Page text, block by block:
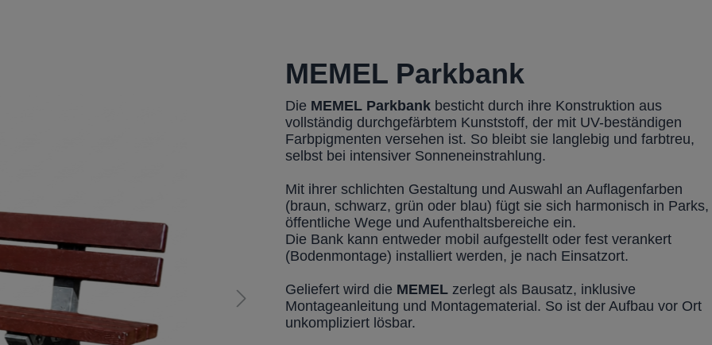
MEMEL Parkbank
Die MEMEL Parkbank besticht durch ihre Konstruktion aus
vollständig durchgefärbtem Kunststoff, der mit UV-beständigen
Farbpigmenten versehen ist. So bleibt sie langlebig und farbtreu,
selbst bei intensiver Sonneneinstrahlung.
Mit ihrer schlichten Gestaltung und Auswahl an Auflagenfarben
(braun, schwarz, grün oder blau) fügt sie sich harmonisch in Parks,
öffentliche Wege und Aufenthaltsbereiche ein.
Die Bank kann entweder mobil aufgestellt oder fest verankert
(Bodenmontage) installiert werden, je nach Einsatzort.
Geliefert wird die MEMEL zerlegt als Bausatz, inklusive
Montageanleitung und Montagematerial. So ist der Aufbau vor Ort
unkompliziert lösbar.